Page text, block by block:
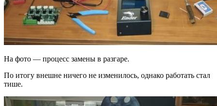
На фото — процесс замены в разгаре.
По итогу внешне ничего не изменилось, однако работать стал
тише.